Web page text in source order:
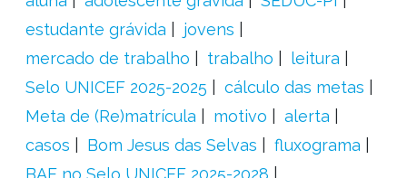
estudante grávida
jovens
mercado de trabalho
trabalho
leitura
Selo UNICEF 2025-2025
cálculo das metas
Meta de (Re)matrícula
motivo
alerta
casos
Bom Jesus das Selvas
fluxograma
BAE no Selo UNICEF 2025-2028